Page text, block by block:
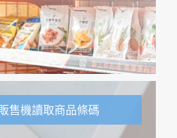
售機讀取商品條碼